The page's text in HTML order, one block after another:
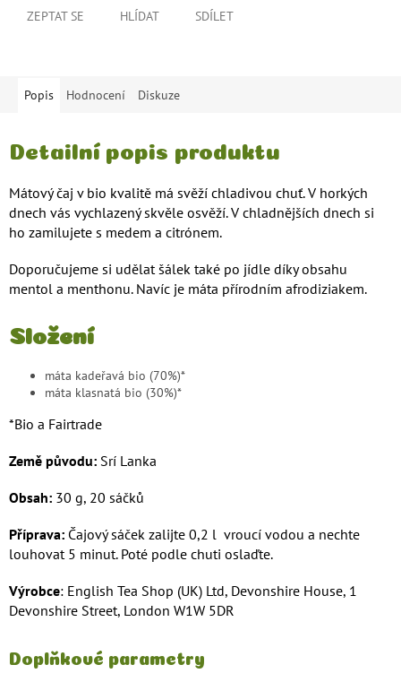
ZEPTAT SE HLÍDAT SDÍLET
Popis Hodnocení Diskuze
Detailní popis produktu
Mátový čaj v bio kvalitě má svěží chladivou chuť. V horkých
dnech vás vychlazený skvěle osvěží. V chladnějších dnech si
ho zamilujete s medem a citrónem.
Doporučujeme si udělat šálek také po jídle díky obsahu
mentol a menthonu. Navíc je máta přírodním afrodiziakem.
Složení
máta kadeřavá bio (70%)*
máta klasnatá bio (30%)*
*Bio a Fairtrade
Země původu: Srí Lanka
Obsah: 30 g, 20 sáčků
Příprava: Čajový sáček zalijte 0,2 l vroucí vodou a nechte
louhovat 5 minut. Poté podle chuti oslaďte.
Výrobce: English Tea Shop (UK) Ltd, Devonshire House, 1
Devonshire Street, London W1W 5DR
Doplňkové parametry